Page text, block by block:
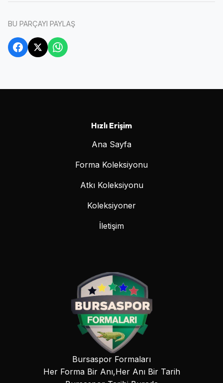
BU PARÇAYI PAYLAŞ
Hızlı Erişim
Ana Sayfa
Forma Koleksiyonu
Atkı Koleksiyonu
Koleksiyoner
İletişim
Bursaspor Formaları
Her Forma Bir Anı,Her Anı Bir Tarih